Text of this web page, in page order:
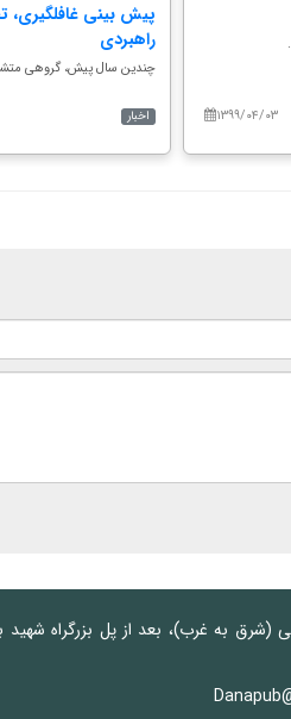
پیش بینی غافلگیری،
راهبردی
‌‌‌‌‌‌‌چندین سال پیش، گروهی
اخبار ۱۳۹۹/۰۴/۰۳
(شرق به غرب)، بعد از پل بزرگراه